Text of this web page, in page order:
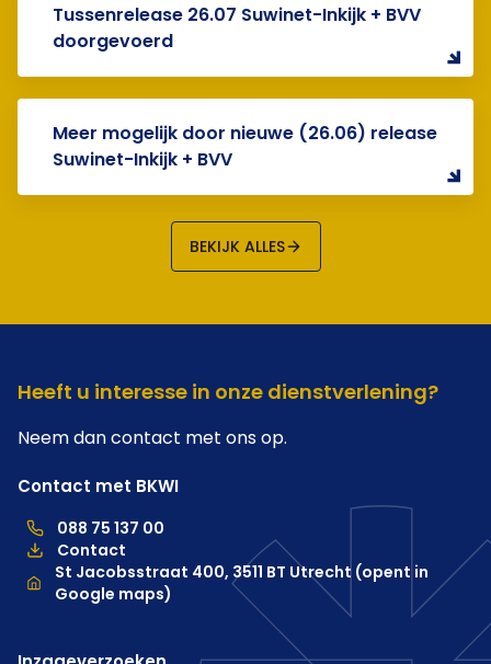
Tussenrelease 26.07 Suwinet-Inkijk + BVV
doorgevoerd
Meer mogelijk door nieuwe (26.06) release
Suwinet-Inkijk + BVV
BEKIJK ALLES
Heeft u interesse in onze dienstverlening?
Neem dan contact met ons op.
Contact met BKWI
088 75 137 00
088 75 137 00, telefoonnummer hoofdkantoor
Contact
Locatie
St Jacobsstraat 400, 3511 BT Utrecht (opent in
Google maps)